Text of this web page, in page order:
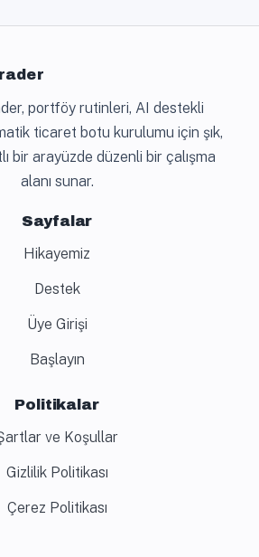
portföy rutinleri, AI destekli
ticaret botu kurulumu için şık,
bir arayüzde düzenli bir çalışma
alanı sunar.
Sayfalar
Hikayemiz
Destek
Üye Girişi
Başlayın
Politikalar
ve Koşullar
Gizlilik Politikası
Çerez Politikası